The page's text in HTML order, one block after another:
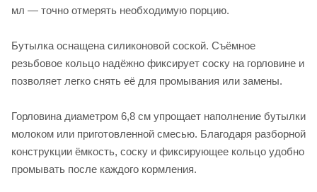
мл — точно отмерять необходимую порцию.
Бутылка оснащена силиконовой соской. Съёмное
резьбовое кольцо надёжно фиксирует соску на горловине и
позволяет легко снять её для промывания или замены.
Горловина диаметром 6,8 см упрощает наполнение бутылки
молоком или приготовленной смесью. Благодаря разборной
конструкции ёмкость, соску и фиксирующее кольцо удобно
промывать после каждого кормления.